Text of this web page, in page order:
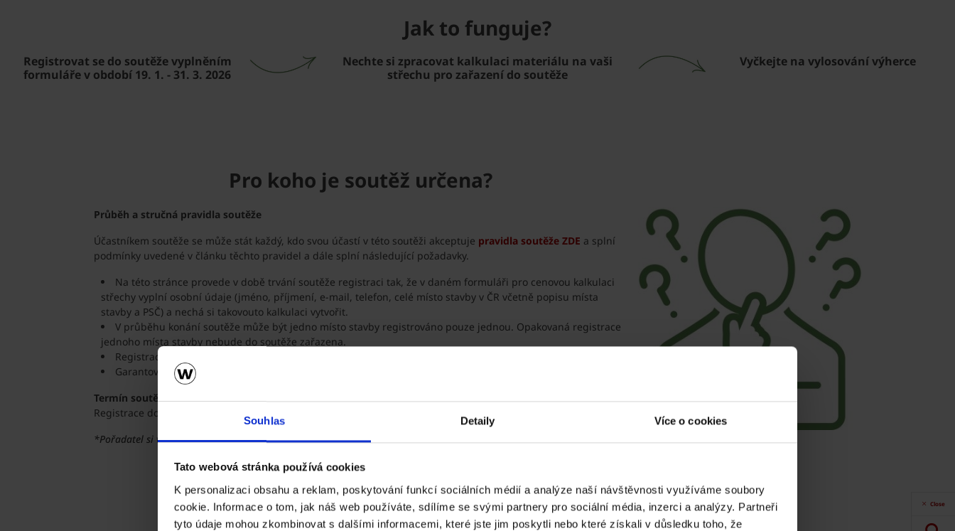
Souhlas Detaily Více o cookies
Tato webová stránka používá cookies
K personalizaci obsahu a reklam, poskytování funkcí sociálních médií a analýze naší návštěvnosti využíváme soubory
cookie. Informace o tom, jak náš web používáte, sdílíme se svými partnery pro sociální média, inzerci a analýzy. Partneři
tyto údaje mohou zkombinovat s dalšími informacemi, které jste jim poskytli nebo které získali v důsledku toho, že
Jak to funguje?
Registrovat se do soutěže vyplněním
formuláře v období 19. 1. - 31. 3. 2026
Nechte si zpracovat kalkulaci materiálu na vaši
střechu pro zařazení do soutěže
Vyčkejte na vylosování výherce
Pro koho je soutěž určena?
Průběh a stručná pravidla soutěže
Účastníkem soutěže se může stát každý, kdo svou účastí v této soutěži akceptuje pravidla soutěže ZDE a splní
podmínky uvedené v článku těchto pravidel a dále splní následující požadavky.
Na této stránce provede v době trvání soutěže registraci tak, že v daném formuláři pro cenovou kalkulaci
střechy vyplní osobní údaje (jméno, příjmení, e-mail, telefon, celé místo stavby v ČR včetně popisu místa
stavby a PSČ) a nechá si takovouto kalkulaci vytvořit.
V průběhu konání soutěže může být jedno místo stavby registrováno pouze jednou. Opakovaná registrace
jednoho místa stavby nebude do soutěže zařazena.
Registrace je možná pouze ke stavbě rodinného domu nebo rekonstrukci stavby rodinného domu.
Garantovaným bonusem v soutěži je poukaz se slevou 30 % na nákup základní střešní krytiny Tondach.
Termín soutěže
Registrace do soutěže probíhá v období
*Pořadatel si vyhrazuje právo změnit pravidla soutěže či celou soutěž zrušit bez udání důvodu.
Close